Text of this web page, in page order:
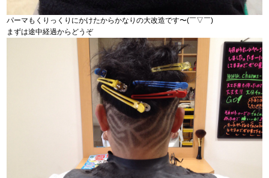
パーマもくりっくりにかけたからかなりの大改造です〜(￣▽￣)
まずは途中経過からどうぞ